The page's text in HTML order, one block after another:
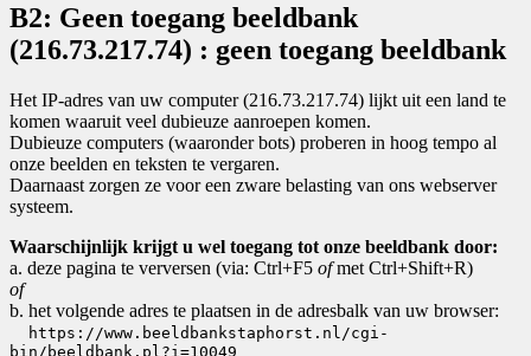
B2: Geen toegang beeldbank
(216.73.217.74) : geen toegang beeldbank
Het IP-adres van uw computer (216.73.217.74) lijkt uit een land te
komen waaruit veel dubieuze aanroepen komen.
Dubieuze computers (waaronder bots) proberen in hoog tempo al
onze beelden en teksten te vergaren.
Daarnaast zorgen ze voor een zware belasting van ons webserver
systeem.
Waarschijnlijk krijgt u wel toegang tot onze beeldbank door:
a. deze pagina te verversen (via: Ctrl+F5 ofmet Ctrl+Shift+R)
of
b. het volgende adres te plaatsen in de adresbalk van uw browser:
https://www.beeldbankstaphorst.nl/cgi-
bin/beeldbank.pl?i=10049